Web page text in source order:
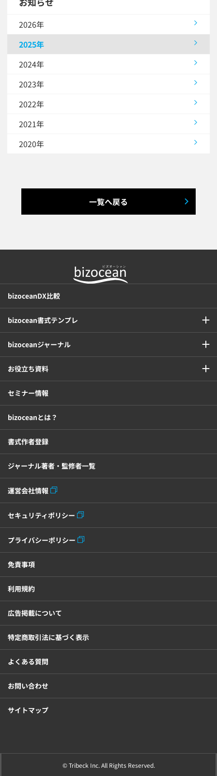
2026年
2025年
2024年
2023年
2022年
2021年
2020年
一覧へ戻る
bizoceanDX比較
bizocean書式テンプレ
bizoceanジャーナル
お役立ち資料
セミナー情報
bizoceanとは？
書式作者登録
ジャーナル著者・監修者一覧
運営会社情報
セキュリティポリシー
プライバシーポリシー
免責事項
利用規約
広告掲載について
特定商取引法に基づく表示
よくある質問
お問い合わせ
サイトマップ
© Tribeck Inc. All Rights Reserved.